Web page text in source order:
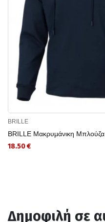
BRILLE
BRILLE Μακρυμάνικη
18.50 €
Δημοφιλή σε